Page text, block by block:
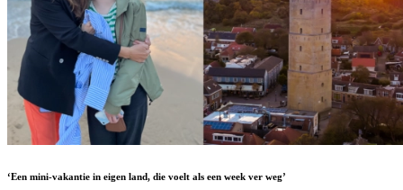
‘Een mini-vakantie in eigen land, die voelt als een week ver weg’